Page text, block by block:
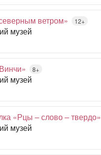
ветром» 12+
музей
8+
музей
«Рцы – слово – твердо»
музей